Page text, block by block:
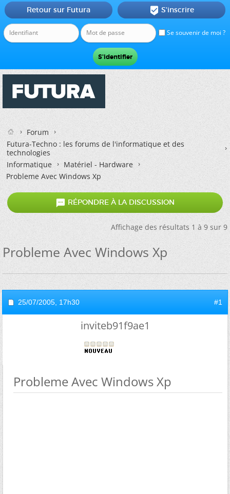
Se souvenir de moi ?
Retour sur Futura  S'inscrire
Forum
Futura-Techno : les forums de l'informatique et des
technologies
Informatique
Matériel - Hardware
Probleme Avec Windows Xp
 RÉPONDRE À LA DISCUSSION
Affichage des résultats 1 à 9 sur 9
Probleme Avec Windows Xp
25/07/2005, 17h30 #1
inviteb91f9ae1
Probleme Avec Windows Xp